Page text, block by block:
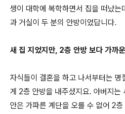
생이 대학에 복학하면서 집을 떠났는
과 거실이 두 분의 안방이었답니다.
새 집 지었지만, 2층 안방 보다 가까
자식들이 결혼을 하고 나서부터는 명
게 2층 안방을 내주셨지요. 아버지는
안은 가파른 계단을 오를 수 없어 2